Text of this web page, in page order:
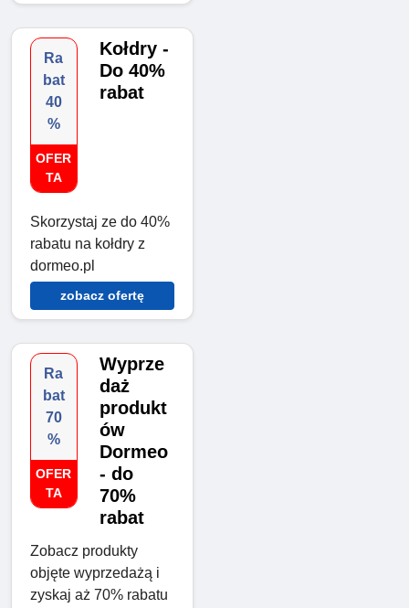
Ra
bat
40
%
OFER
TA
Kołdry -
Do 40%
rabat
Skorzystaj ze do 40%
rabatu na kołdry z
dormeo.pl
zobacz ofertę
Ra
bat
70
%
OFER
TA
Wyprze
daż
produkt
ów
Dormeo
- do
70%
rabat
Zobacz produkty
objęte wyprzedażą i
zyskaj aż 70% rabatu